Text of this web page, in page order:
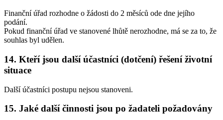
Finanční úřad rozhodne o žádosti do 2 měsíců ode dne jejího
podání.
Pokud finanční úřad ve stanovené lhůtě nerozhodne, má se za to, že
souhlas byl udělen.
14. Kteří jsou další účastníci (dotčení) řešení životní
situace
Další účastníci postupu nejsou stanoveni.
15. Jaké další činnosti jsou po žadateli požadovány